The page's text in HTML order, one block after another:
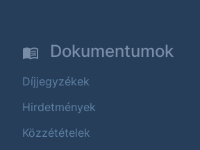
Dokumentumok
Díjjegyzékek
Hirdetmények
Közzétételek